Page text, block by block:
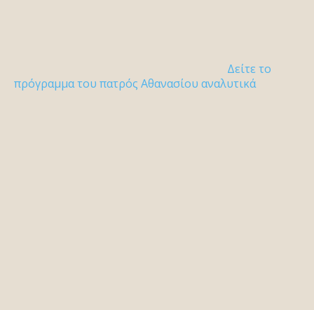
Δείτε το
πρόγραμμα του πατρός Αθανασίου αναλυτικά